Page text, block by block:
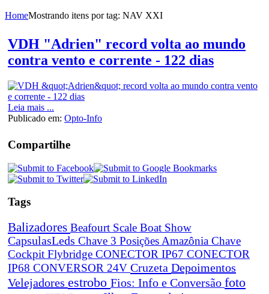
HomeMostrando itens por tag: NAV XXI
VDH "Adrien" record volta ao mundo
contra vento e corrente - 122 dias
Leia mais ...
Publicado em: Opto-Info
Compartilhe
Tags
Balizadores Beafourt Scale Boat Show
CapsulasLeds Chave 3 Posições Amazônia Chave
Cockpit Flybridge CONECTOR IP67 CONECTOR
IP68 CONVERSOR 24V Cruzeta Depoimentos
Velejadores estrobo Fios: Info e Conversão foto